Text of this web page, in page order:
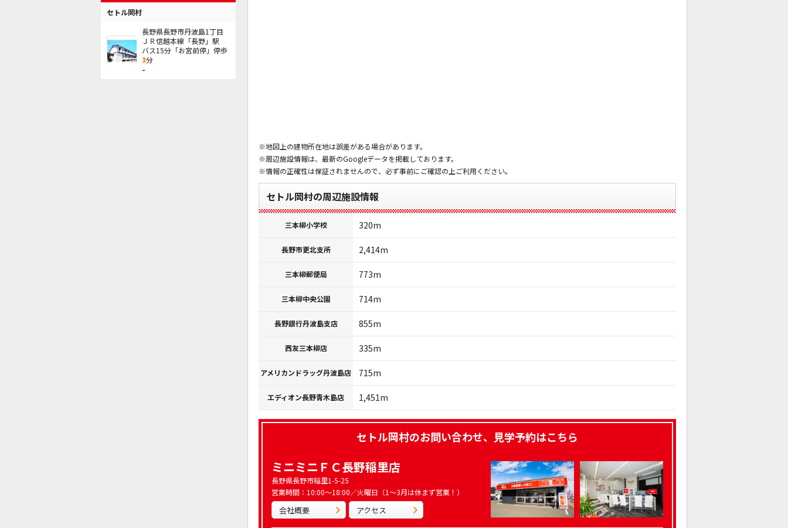
セトル岡村
長野県長野市丹波島1丁目
ＪＲ信越本線「長野」駅
バス15分「お宮前停」停歩
3分
-
※地図上の建物所在地は誤差がある場合があります。
※周辺施設情報は、最新のGoogleデータを掲載しております。
※情報の正確性は保証されませんので、必ず事前にご確認の上ご利用ください。
セトル岡村の周辺施設情報
三本柳小学校 320m
長野市更北支所 2,414m
三本柳郵便局 773m
三本柳中央公園 714m
長野銀行丹波島支店 855m
西友三本柳店 335m
アメリカンドラッグ丹波島店 715m
エディオン長野青木島店 1,451m
セトル岡村のお問い合わせ、見学予約はこちら
ミニミニＦＣ長野稲里店
長野県長野市稲里1-5-25
営業時間：10:00～18:00／火曜日（1～3月は休まず営業！）
会社概要 アクセス